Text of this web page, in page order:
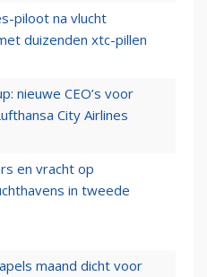
piloot na vlucht
duizenden xtc-pillen
nieuwe CEO’s voor
City Airlines
en vracht op
in tweede
maand dicht voor